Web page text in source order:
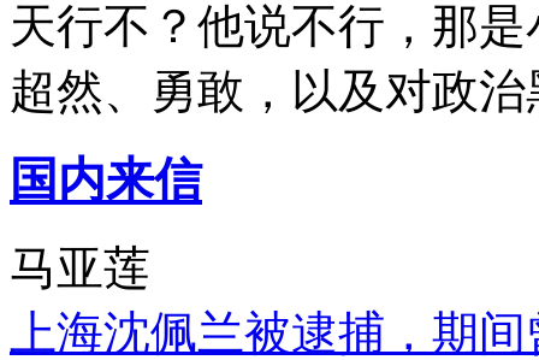
天行不？他说不行，那
超然、勇敢，以及对政
国内来信
马亚莲
上海沈佩兰被逮捕，期